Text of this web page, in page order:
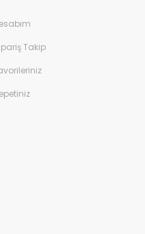
Takip